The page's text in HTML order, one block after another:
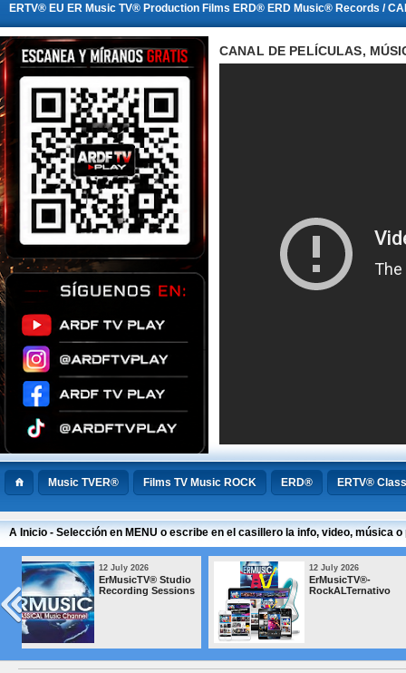
ERTV® EU ER Music TV® Production Films ERD® ERD Music® Records /
CANAL DE PELÍCULAS,
Music TVER® Films TV Music ROCK ERD® ERTV®
A Inicio - Selección en MENU o escribe en el casillero la info, video, música
ErMusicTV® BLUES